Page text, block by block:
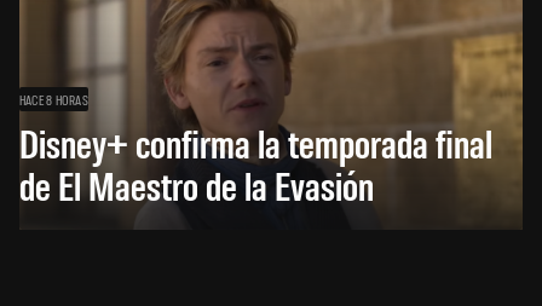
HACE 8 HORAS
Disney+ confirma la temporada final
de El Maestro de la Evasión